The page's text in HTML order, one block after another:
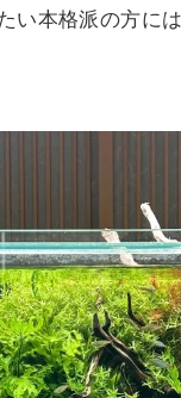
い本格派の方に